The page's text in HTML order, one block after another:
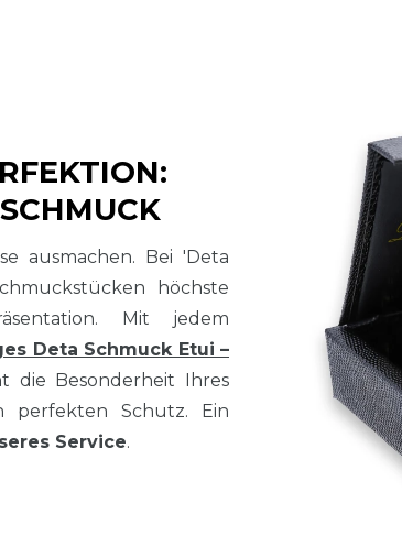
ausmachen. Bei 'Deta
höchste
Mit jedem
Deta Schmuck Etui –
die Besonderheit Ihres
perfekten Schutz. Ein
Service.